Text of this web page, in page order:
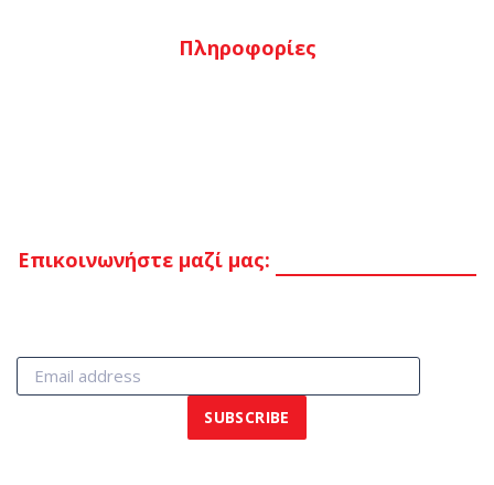
Πληροφορίες
Επικοινωνήστε μαζί μας: